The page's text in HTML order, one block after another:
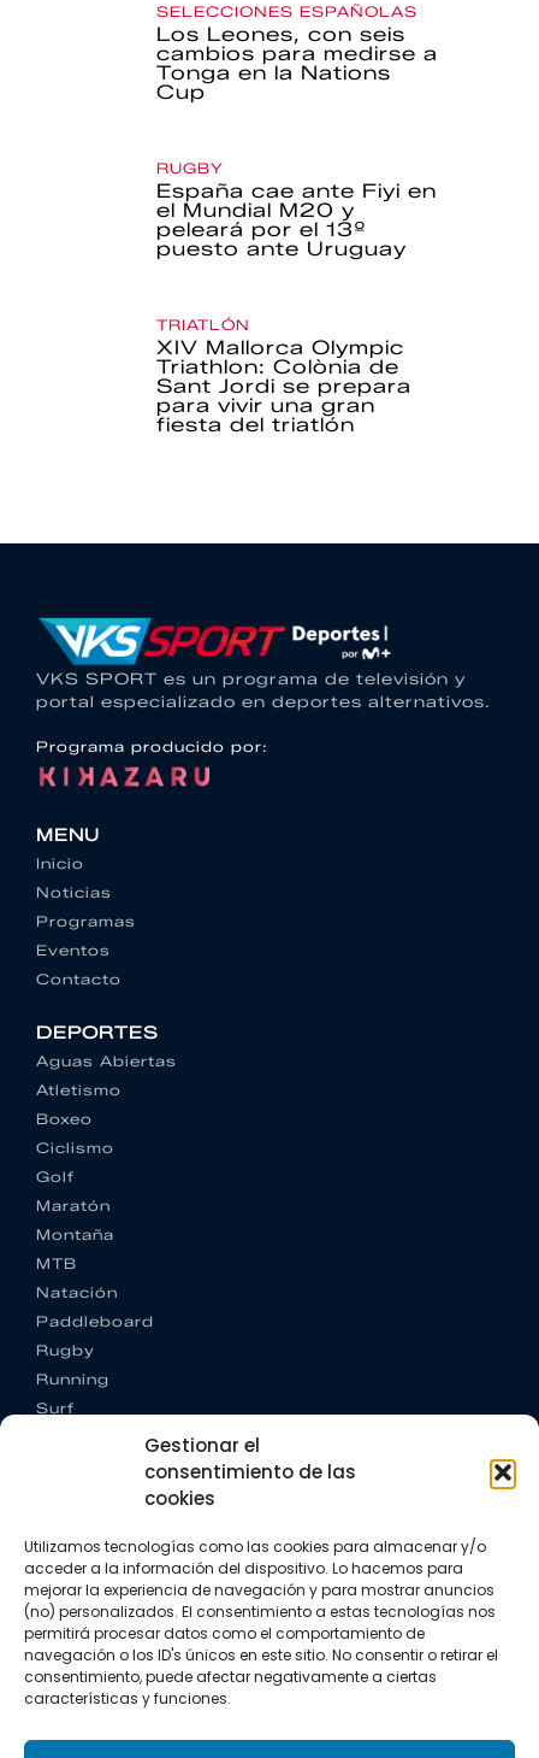
Gestionar el
consentimiento de las
cookies
Utilizamos tecnologías como las cookies para almacenar y/o
acceder a la información del dispositivo. Lo hacemos para
mejorar la experiencia de navegación y para mostrar anuncios
(no) personalizados. El consentimiento a estas tecnologías nos
permitirá procesar datos como el comportamiento de
navegación o los ID's únicos en este sitio. No consentir o retirar el
consentimiento, puede afectar negativamente a ciertas
características y funciones.
SELECCIONES ESPAÑOLAS
Los Leones, con seis
cambios para medirse a
Tonga en la Nations
Cup
RUGBY
España cae ante Fiyi en
el Mundial M20 y
peleará por el 13º
puesto ante Uruguay
TRIATLÓN
XIV Mallorca Olympic
Triathlon: Colònia de
Sant Jordi se prepara
para vivir una gran
fiesta del triatlón
VKS SPORT es un programa de televisión y
portal especializado en deportes alternativos.
Programa producido por:
MENU
Inicio
Noticias
Programas
Eventos
Contacto
DEPORTES
Aguas Abiertas
Atletismo
Boxeo
Ciclismo
Golf
Maratón
Montaña
MTB
Natación
Paddleboard
Rugby
Running
Surf
Trail running
+34 922 303 191
+34 662 342 177
info@vkssport.com
SÍGUENOS